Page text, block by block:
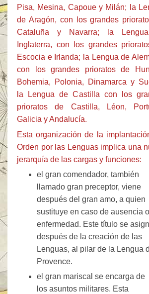
Pisa, Mesina, Capoue y Milán; la
de Aragón, con los grandes
Cataluña y Navarra; la
Inglaterra, con los grandes
Escocia e Irlanda; la Lengua de
con los grandes prioratos de
Bohemia, Polonia, Dinamarca y
la Lengua de Castilla con los
prioratos de Castilla, Léon,
Galicia y Andalucía.
Esta organización de la
Orden por las Lenguas implica una
jerarquía de las cargas y funciones:
el gran comendador, también
llamado gran preceptor, viene
después del gran amo, a quien
sustituye en caso de ausencia o
enfermedad. Este título se
después de la creación de las
Lenguas, al pilar de la Lengua
Provence.
el gran mariscal se encarga de
los asuntos militares. Esta